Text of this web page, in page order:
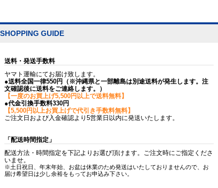
SHOPPING GUIDE
送料・発送手数料
ヤマト運輸にてお届け致します。
●送料全国一律550円（※沖縄県と一部離島は別途送料が発生します。注
文確認後に送料をご連絡します。）
【一度のお買上げ5,500円以上で送料無料】
●代金引換手数料330円
【5,500円以上お買上げで代引き手数料無料】
ご注文日および入金確認より5営業日以内に発送いたします。
「配送時間指定」
配送方法・時間指定を下記よりお選び頂けます。ご注文時にご指定くださ
いませ。
※土日祝日、年末年始、お盆は休業のため発送はいたしておりませんので、お
届け希望日は少し余裕をもってお申込み下さい。